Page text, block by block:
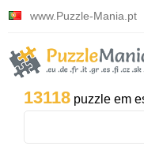
www.Puzzle-Mania.pt
13118 puzzle em